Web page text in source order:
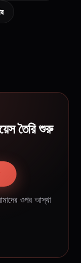
তৈরি শুরু
ওপর আস্থা